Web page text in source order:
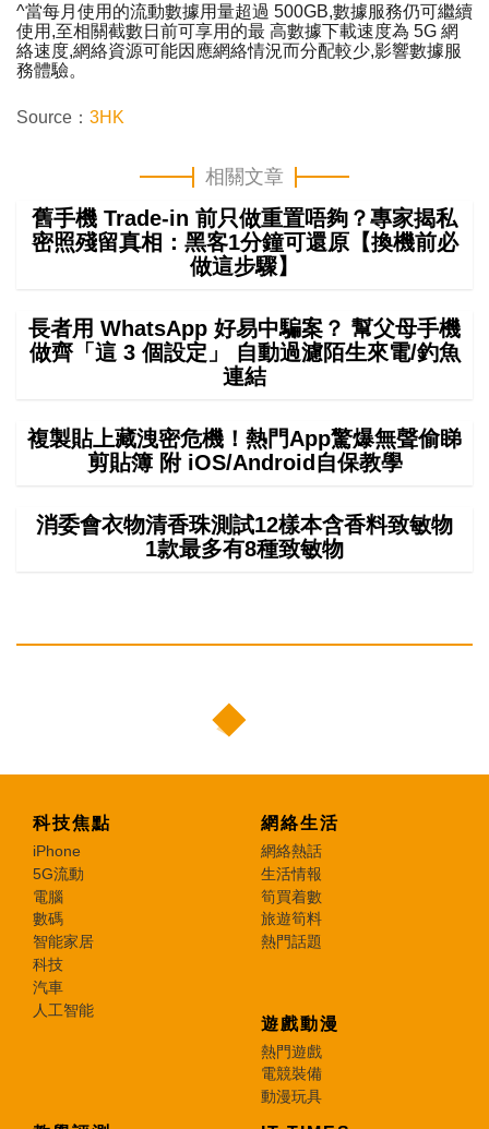
^當每月使用的流動數據用量超過 500GB,數據服務仍可繼續
使用,至相關截數日前可享用的最 高數據下載速度為 5G 網
絡速度,網絡資源可能因應網絡情況而分配較少,影響數據服
務體驗。
Source： 3HK
相關文章
舊手機 Trade-in 前只做重置唔夠？專家揭私
密照殘留真相：黑客1分鐘可還原【換機前必
做這步驟】
長者用 WhatsApp 好易中騙案？ 幫父母手機
做齊「這 3 個設定」 自動過濾陌生來電/釣魚
連結
複製貼上藏洩密危機！熱門App驚爆無聲偷睇
剪貼簿 附 iOS/Android自保教學
消委會衣物清香珠測試12樣本含香料致敏物
1款最多有8種致敏物
科技焦點
iPhone
5G流動
電腦
數碼
智能家居
科技
汽車
人工智能
網絡生活
網絡熱話
生活情報
筍買着數
旅遊筍料
熱門話題
遊戲動漫
熱門遊戲
電競裝備
動漫玩具